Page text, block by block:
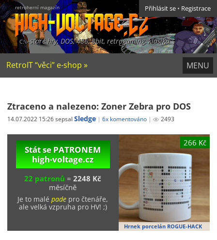
retroherní magazín
staré hry, DOS, 486, 8bit, retrogaming, klasika
Přihlásit se • Registrace
MENU
RetroIT “věci” e-shop »
Ztraceno a nalezeno: Zoner Zebra pro DOS
14.07.2022 15:26 sepsal Sledge 6x komentováno 2493
Stát se PATRONEM
high-voltage.cz
22 patronů =2248 Kč
měsíčně
Je to malépade pro čtenáře,
ale velká vzpruha pro HV! ;)
266 Kč
Hrnek porcelán ROGUE-HACK